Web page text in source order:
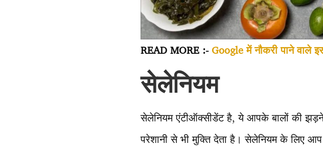
READ MORE :- Google में नौकरी पाने वाले
सेलेनियम
सेलेनियम एंटीऑक्सीडेंट है, ये आपके बालों की
परेशानी से भी मुक्ति देता है। सेलेनियम के लिए